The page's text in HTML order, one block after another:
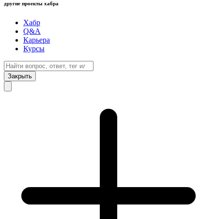
другие проекты хабра
Хабр
Q&A
Карьера
Курсы
Закрыть